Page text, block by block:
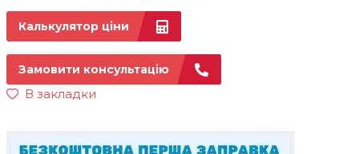
Калькулятор ціни
Замовити консультацію
В закладки